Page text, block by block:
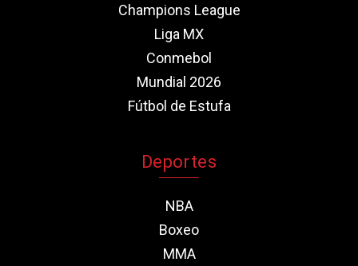
Champions League
Liga MX
Conmebol
Mundial 2026
Fútbol de Estufa
Deportes
NBA
Boxeo
MMA